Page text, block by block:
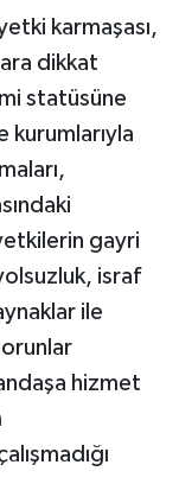
karmaşası,
dikkat
statüsüne
gayri
israf
ile
hizmet